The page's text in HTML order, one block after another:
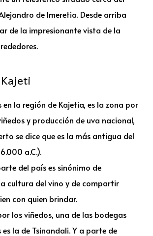
de Imeretia. Desde arriba
de la impresionante vista de la
en la región de Kajetia, es la zona por
y producción de uva nacional,
se dice que es la más antigua del
a.C.).
del país es sinónimo de
cultura del vino y de compartir
con quien brindar.
los viñedos, una de las bodegas
la de Tsinandali. Y a parte de